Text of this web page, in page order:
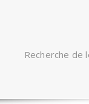
Recherche de